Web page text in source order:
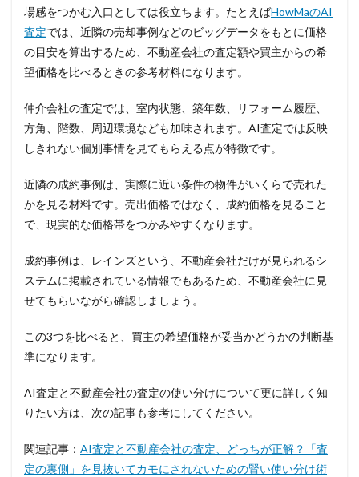
場感をつかむ入口としては役立ちます。たとえばHowMaのAI
査定では、近隣の売却事例などのビッグデータをもとに価格
の目安を算出するため、不動産会社の査定額や買主からの希
望価格を比べるときの参考材料になります。
仲介会社の査定では、室内状態、築年数、リフォーム履歴、
方角、階数、周辺環境なども加味されます。AI査定では反映
しきれない個別事情を見てもらえる点が特徴です。
近隣の成約事例は、実際に近い条件の物件がいくらで売れた
かを見る材料です。売出価格ではなく、成約価格を見ること
で、現実的な価格帯をつかみやすくなります。
成約事例は、レインズという、不動産会社だけが見られるシ
ステムに掲載されている情報でもあるため、不動産会社に見
せてもらいながら確認しましょう。
この3つを比べると、買主の希望価格が妥当かどうかの判断基
準になります。
AI査定と不動産会社の査定の使い分けについて更に詳しく知
りたい方は、次の記事も参考にしてください。
関連記事： AI査定と不動産会社の査定、どっちが正解？「査
定の裏側」を見抜いてカモにされないための賢い使い分け術